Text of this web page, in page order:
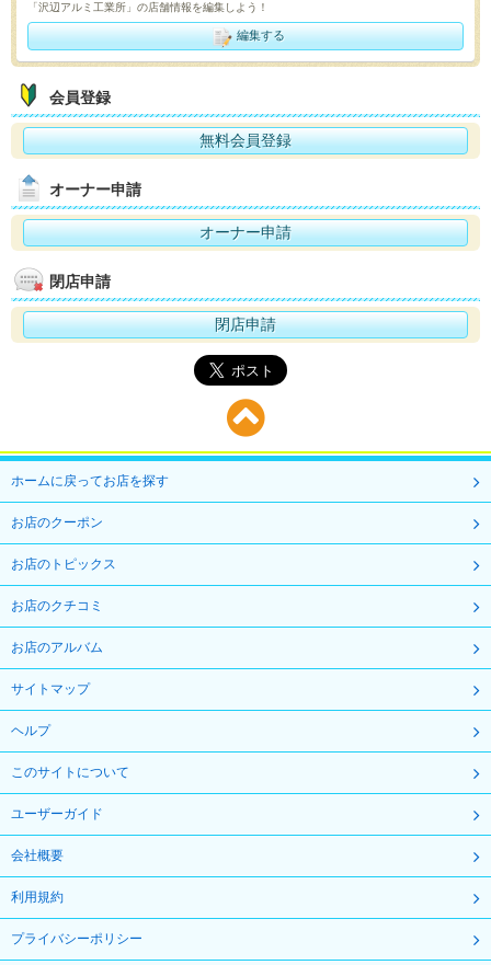
「沢辺アルミ工業所」の店舗情報を編集しよう！
編集する
会員登録
無料会員登録
オーナー申請
オーナー申請
閉店申請
閉店申請
ホームに戻ってお店を探す
お店のクーポン
お店のトピックス
お店のクチコミ
お店のアルバム
サイトマップ
ヘルプ
このサイトについて
ユーザーガイド
会社概要
利用規約
プライバシーポリシー